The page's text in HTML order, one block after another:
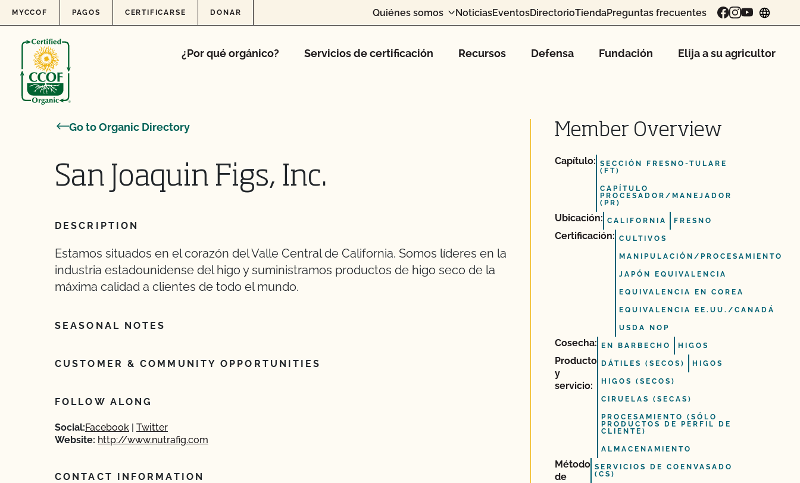
Skip to content
MYCCOF PAGOS CERTIFICARSE DONAR Quiénes somos NoticiasEventosDirectorioTiendaPreguntas frecuentes
¿Por qué orgánico? Servicios de certificación Recursos Defensa Fundación Elija a su agricultor
Go to Organic Directory
San Joaquin Figs, Inc.
DESCRIPTION
Estamos situados en el corazón del Valle Central de California. Somos líderes en la
industria estadounidense del higo y suministramos productos de higo seco de la
máxima calidad a clientes de todo el mundo.
SEASONAL NOTES
CUSTOMER & COMMUNITY OPPORTUNITIES
FOLLOW ALONG
Social:Facebook
Twitter
Website: http://www.nutrafig.com
CONTACT INFORMATION
Member Overview
Capítulo: SECCIÓN FRESNO-TULARE
(FT)
CAPÍTULO
PROCESADOR/MANEJADOR
(PR)
Ubicación: CALIFORNIA FRESNO
Certificación: CULTIVOS
MANIPULACIÓN/PROCESAMIENTO
JAPÓN EQUIVALENCIA
EQUIVALENCIA EN COREA
EQUIVALENCIA EE.UU./CANADÁ
USDA NOP
Cosecha: EN BARBECHO HIGOS
Producto
y
servicio:
DÁTILES (SECOS) HIGOS
HIGOS (SECOS)
CIRUELAS (SECAS)
PROCESAMIENTO (SÓLO
PRODUCTOS DE PERFIL DE
CLIENTE)
ALMACENAMIENTO
Método
de
SERVICIOS DE COENVASADO
(CS)